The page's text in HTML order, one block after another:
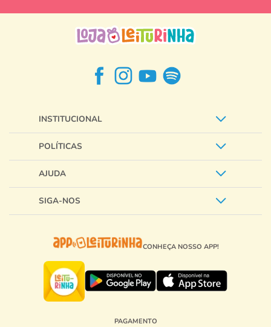
INSTITUCIONAL
POLÍTICAS
AJUDA
SIGA-NOS
CONHEÇA NOSSO APP!
PAGAMENTO